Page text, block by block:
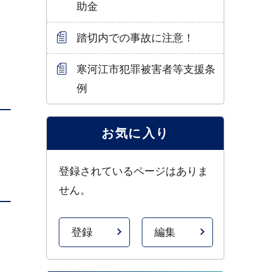
助金
踏切内での事故に注意！
寒河江市犯罪被害者等支援条
例
お気に入り
登録されているページはありま
せん。
登録 編集